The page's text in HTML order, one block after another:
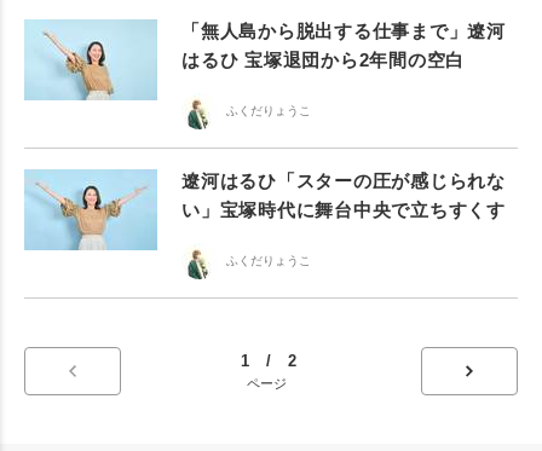
「無人島から脱出する仕事まで」遼河
はるひ 宝塚退団から2年間の空白
ふくだりょうこ
遼河はるひ「スターの圧が感じられな
い」宝塚時代に舞台中央で立ちすくす
ふくだりょうこ
1 / 2
ページ